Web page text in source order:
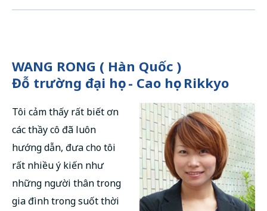
WANG RONG ( Hàn Quốc )
Đỗ trường đại học - Cao học Rikkyo
Tôi cảm thấy rất biết ơn
các thầy cô đã luôn
hướng dẫn, đưa cho tôi
rất nhiều ý kiến như
những người thân trong
gia đình trong suốt thời